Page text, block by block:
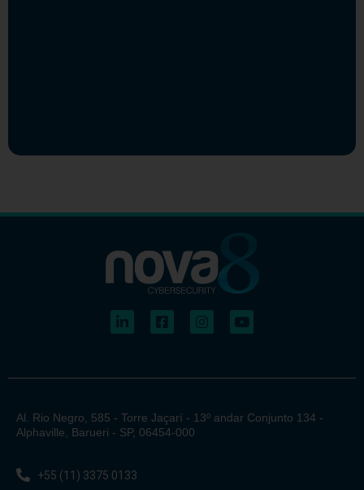
Al. Rio Negro, 585 - Torre Jaçarí - 13º andar Conjunto 134 -
Alphaville, Barueri - SP, 06454-000
+55 (11) 3375 0133